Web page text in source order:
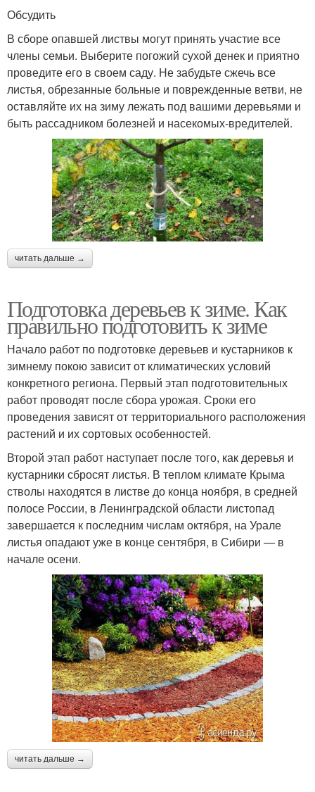
Обсудить
В сборе опавшей листвы могут принять участие все
члены семьи. Выберите погожий сухой денек и приятно
проведите его в своем саду. Не забудьте сжечь все
листья, обрезанные больные и поврежденные ветви, не
оставляйте их на зиму лежать под вашими деревьями и
быть рассадником болезней и насекомых-вредителей.
читать дальше →
Подготовка деревьев к зиме. Как
правильно подготовить к зиме
Начало работ по подготовке деревьев и кустарников к
зимнему покою зависит от климатических условий
конкретного региона. Первый этап подготовительных
работ проводят после сбора урожая. Сроки его
проведения зависят от территориального расположения
растений и их сортовых особенностей.
Второй этап работ наступает после того, как деревья и
кустарники сбросят листья. В теплом климате Крыма
стволы находятся в листве до конца ноября, в средней
полосе России, в Ленинградской области листопад
завершается к последним числам октября, на Урале
листья опадают уже в конце сентября, в Сибири — в
начале осени.
читать дальше →